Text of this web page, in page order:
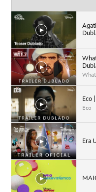
Eco
Eco
Era